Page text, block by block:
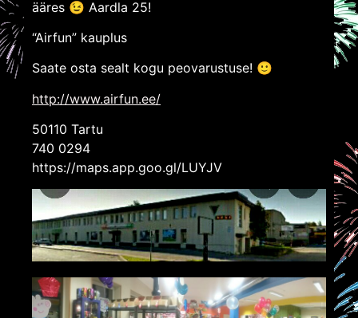
ääres 😉 Aardla 25!
“Airfun” kauplus
Saate osta sealt kogu peovarustuse! 🙂
http://www.airfun.ee/
50110 Tartu
740 0294
https://maps.app.goo.gl/LUYJV